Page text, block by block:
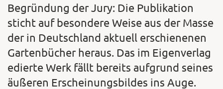
Begründung der Jury: Die Publikation
sticht auf besondere Weise aus der Masse
der in Deutschland aktuell erschienenen
Gartenbücher heraus. Das im Eigenverlag
edierte Werk fällt bereits aufgrund seines
äußeren Erscheinungsbildes ins Auge.